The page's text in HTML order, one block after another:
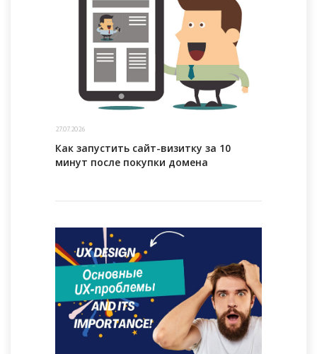
27.07.2026
Как запустить сайт-визитку за 10
минут после покупки домена